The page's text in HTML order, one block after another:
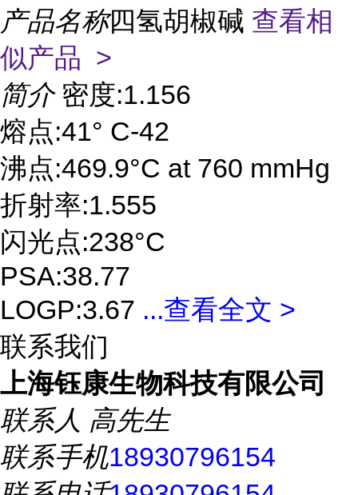
产品名称四氢胡椒碱 查看相
似产品 >
简介 密度:1.156
熔点:41° C-42
沸点:469.9°C at 760 mmHg
折射率:1.555
闪光点:238°C
PSA:38.77
LOGP:3.67 ...查看全文 >
联系我们
上海钰康生物科技有限公司
联系人 高先生
联系手机18930796154